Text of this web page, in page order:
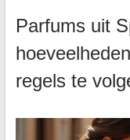
Parfums uit
regels te